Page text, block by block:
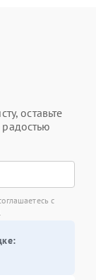
оставьте
с